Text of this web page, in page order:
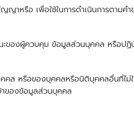
าหรือ เพื่อใช้ในการดำเนินการตามค
ะของผู้ควบคุม ข้อมูลส่วนบุคคล หรือปฏิ
คล หรือของบุคคลหรือนิติบุคคลอื่นที่ไ
ของข้อมูลส่วนบุคคล